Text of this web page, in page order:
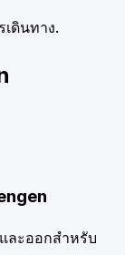
ดินทาง.
ละออกสำหรับ